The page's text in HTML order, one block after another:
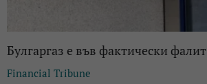
Булгаргаз е във фактически фалит
Financial Tribune